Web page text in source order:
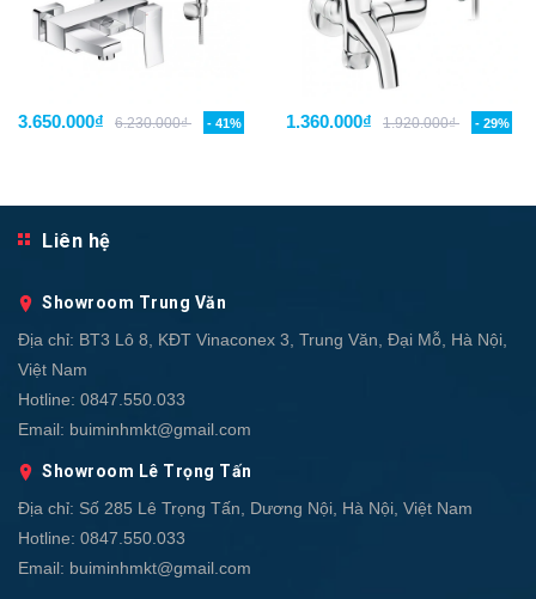
3.650.000₫ 6.230.000₫ - 41% 1.360.000₫ 1.920.000₫ - 29%
Liên hệ
Showroom Trung Văn
Địa chỉ: BT3 Lô 8, KĐT Vinaconex 3, Trung Văn, Đại Mỗ, Hà Nội,
Việt Nam
Hotline: 0847.550.033
Email: buiminhmkt@gmail.com
Showroom Lê Trọng Tấn
Địa chỉ: Số 285 Lê Trọng Tấn, Dương Nội, Hà Nội, Việt Nam
Hotline: 0847.550.033
Email: buiminhmkt@gmail.com